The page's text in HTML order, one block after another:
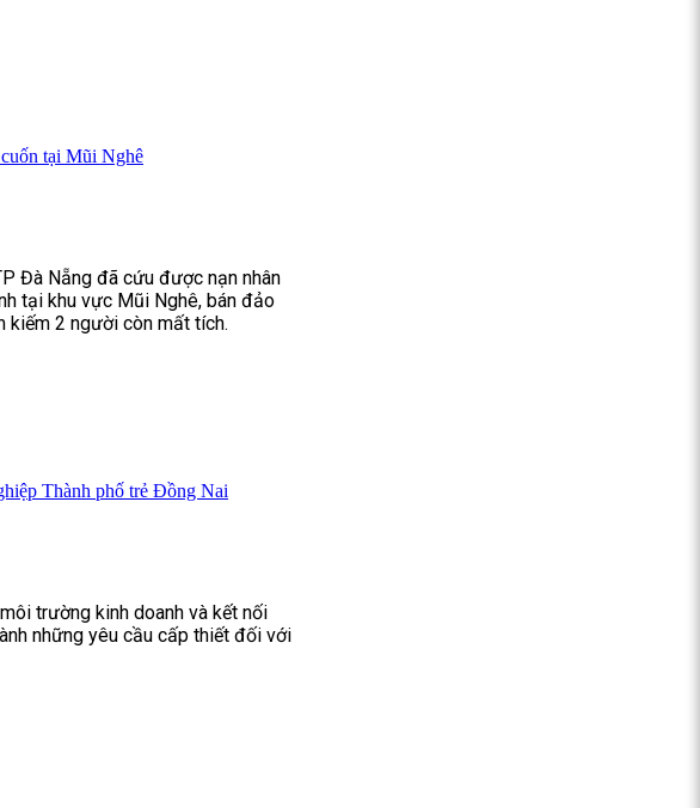
tại Mũi Nghê
Đà Nẵng đã cứu được nạn nhân
tại khu vực Mũi Nghê, bán đảo
kiếm 2 người còn mất tích.
Thành phố trẻ Đồng Nai
trường kinh doanh và kết nối
những yêu cầu cấp thiết đối với